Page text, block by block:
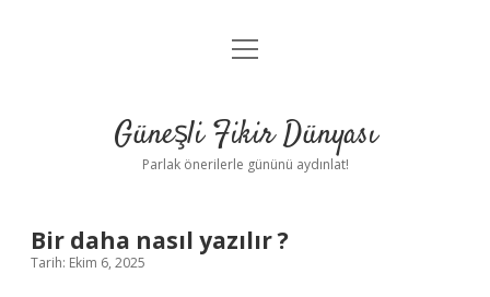
Anasayfa
Yasal Uyarı
menüyü
Güneşli Fikir Dünyası
Parlak önerilerle gününü aydınlat!
Bir daha nasıl yazılır ?
Tarih: Ekim 6, 2025